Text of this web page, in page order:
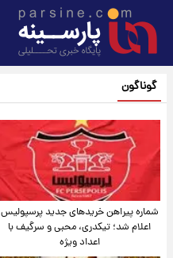
گوناگون
شماره پیراهن خریدهای جدید پرسپولیس
اعلام شد؛ تیکدری، محبی و سرگیف با
اعداد ویژه